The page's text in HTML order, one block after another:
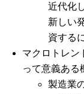
近代化
新しい
資する
マクロトレン
って意義ある
製造業